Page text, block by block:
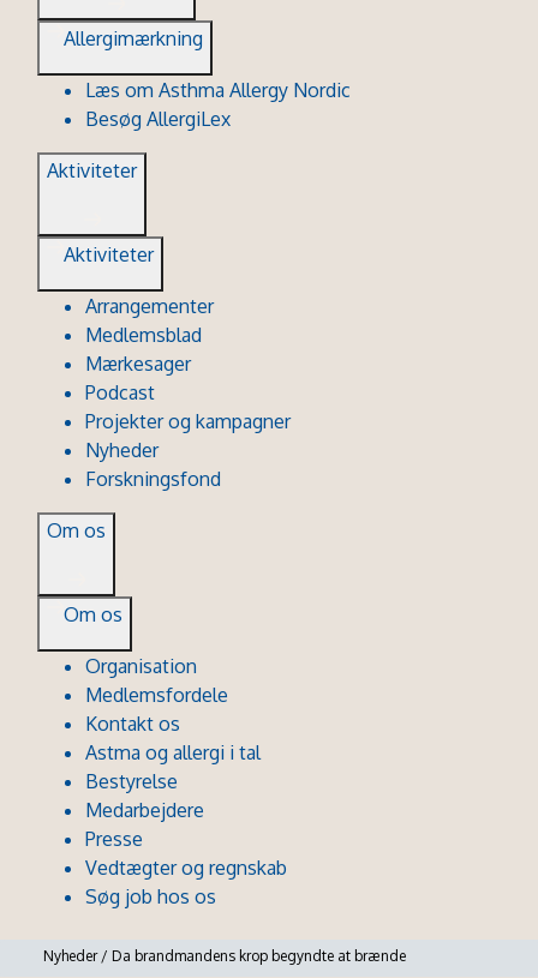
Allergimærkning
Læs om Asthma Allergy Nordic
Besøg AllergiLex
Aktiviteter
Aktiviteter
Arrangementer
Medlemsblad
Mærkesager
Podcast
Projekter og kampagner
Nyheder
Forskningsfond
Om os
Om os
Organisation
Medlemsfordele
Kontakt os
Astma og allergi i tal
Bestyrelse
Medarbejdere
Presse
Vedtægter og regnskab
Søg job hos os
Nyheder / Da brandmandens krop begyndte at brænde